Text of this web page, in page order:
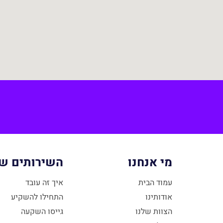
מי אנחנו
עמוד הבית
אודותינו
הצוות שלנו
השירותים
איך זה עובד
התחילו להשקיע
גייסו השקעה